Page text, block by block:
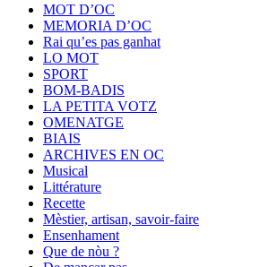
MOT D’OC
MEMORIA D’OC
Rai qu’es pas ganhat
LO MOT
SPORT
BOM-BADIS
LA PETITA VOTZ
OMENATGE
BIAIS
ARCHIVES EN OC
Musical
Littérature
Recette
Mèstier, artisan, savoir-faire
Ensenhament
Que de nòu ?